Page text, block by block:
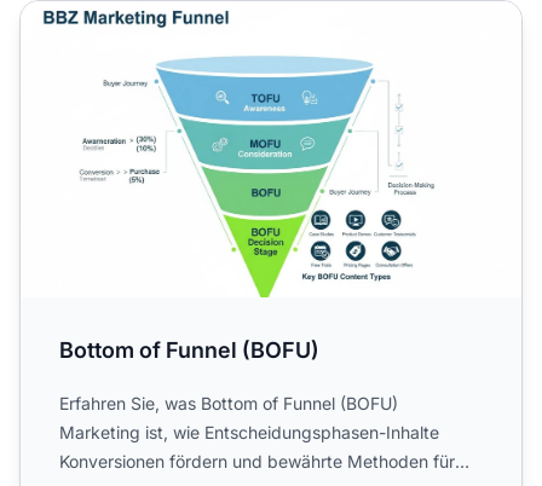
Bottom of Funnel (BOFU)
Bottom of Funnel (BOFU)
Erfahren Sie, was Bottom of Funnel (BOFU)
Marketing ist, wie Entscheidungsphasen-Inhalte
Konversionen fördern und bewährte Methoden für